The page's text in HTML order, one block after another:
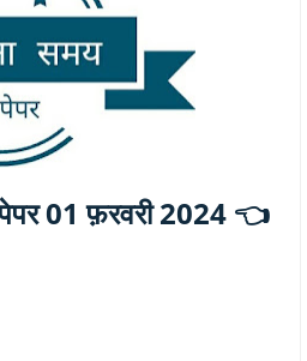
पेपर 01 फ़रवरी 2024 👈